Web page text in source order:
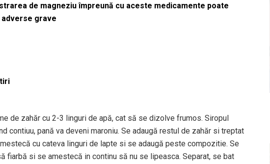
de magneziu împreună cu aceste medicamente poate
grave
de zahăr cu 2-3 linguri de apă, cat să se dizolve frumos. Siropul
contiuu, pană va deveni maroniu. Se adaugă restul de zahăr si treptat
cu cateva linguri de lapte si se adaugă peste compozitie. Se
fiarbă si se amestecă in continu să nu se lipeasca. Separat, se bat